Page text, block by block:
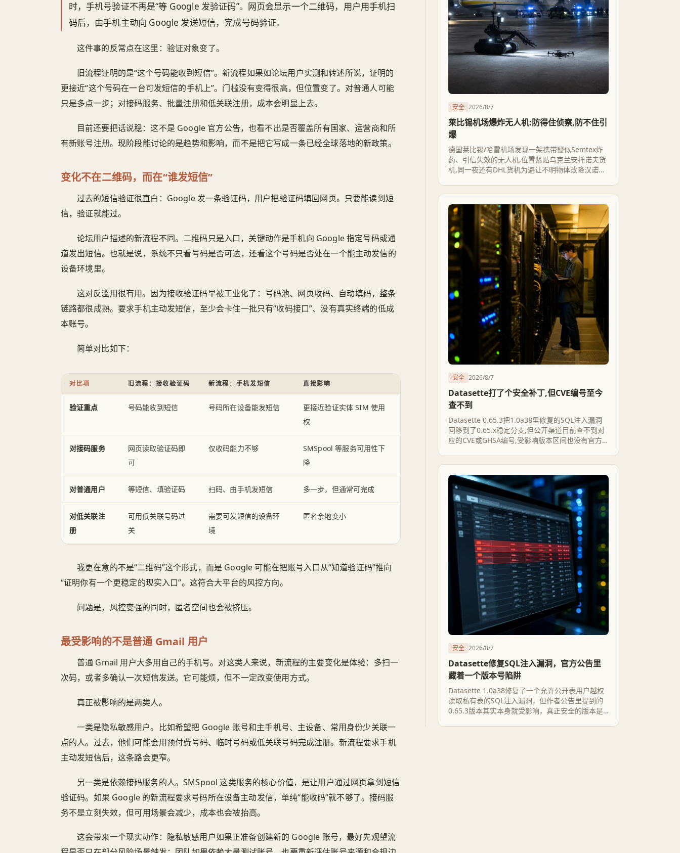
时，手机号验证不再是“等 Google 发验证码”。网页会显示一个二维码，用户用手机扫
码后，由手机主动向 Google 发送短信，完成号码验证。
这件事的反常点在这里：验证对象变了。
旧流程证明的是“这个号码能收到短信”。新流程如果如论坛用户实测和转述所说，证明的
更接近“这个号码在一台可发短信的手机上”。门槛没有变得很高，但位置变了。对普通人可能
只是多点一步；对接码服务、批量注册和低关联注册，成本会明显上去。
目前还要把话说稳：这不是 Google 官方公告，也看不出是否覆盖所有国家、运营商和所
有新账号注册。现阶段能讨论的是趋势和影响，而不是把它写成一条已经全球落地的新政策。
变化不在二维码，而在“谁发短信”
过去的短信验证很直白：Google 发一条验证码，用户把验证码填回网页。只要能读到短
信，验证就能过。
论坛用户描述的新流程不同。二维码只是入口，关键动作是手机向 Google 指定号码或通
道发出短信。也就是说，系统不只看号码是否可达，还看这个号码是否处在一个能主动发信的
设备环境里。
这对反滥用很有用。因为接收验证码早被工业化了：号码池、网页收码、自动填码，整条
链路都很成熟。要求手机主动发短信，至少会卡住一批只有“收码接口”、没有真实终端的低成
本账号。
简单对比如下：
对比项 旧流程：接收验证码 新流程：手机发短信 直接影响
验证重点 号码能收到短信 号码所在设备能发短信
更接近验证实体 SIM 使用
权
对接码服务
网页读取验证码即
可
仅收码能力不够
SMSpool 等服务可用性下
降
对普通用户 等短信、填验证码 扫码、由手机发短信 多一步，但通常可完成
对低关联注
册
可用低关联号码过
关
需要可发短信的设备环
境
匿名余地变小
我更在意的不是“二维码”这个形式，而是 Google 可能在把账号入口从“知道验证码”推向
“证明你有一个更稳定的现实入口”。这符合大平台的风控方向。
问题是，风控变强的同时，匿名空间也会被挤压。
最受影响的不是普通 Gmail 用户
普通 Gmail 用户大多用自己的手机号。对这类人来说，新流程的主要变化是体验：多扫一
次码，或者多确认一次短信发送。它可能烦，但不一定改变使用方式。
真正被影响的是两类人。
一类是隐私敏感用户。比如希望把 Google 账号和主手机号、主设备、常用身份少关联一
点的人。过去，他们可能会用预付费号码、临时号码或低关联号码完成注册。新流程要求手机
主动发短信后，这条路会更窄。
另一类是依赖接码服务的人。SMSpool 这类服务的核心价值，是让用户通过网页拿到短信
验证码。如果 Google 的新流程要求号码所在设备主动发信，单纯“能收码”就不够了。接码服
务不是立刻失效，但可用场景会减少，成本也会被抬高。
这会带来一个现实动作：隐私敏感用户如果正准备创建新的 Google 账号，最好先观望流
安全 2026/8/7
莱比锡机场爆炸无人机:防得住侦察,防不住引
爆
德国莱比锡/哈雷机场发现一架携带疑似Semtex炸
药、引信失效的无人机,位置紧贴乌克兰安托诺夫货
机,同一夜还有DHL货机为避让不明物体改降汉诺
是对乌物流枢纽第一次被真实炸药突破防线。
安全 2026/8/7
Datasette打了个安全补丁,但CVE编号至今
查不到
Datasette 0.65.3把1.0a38里修复的SQL注入漏洞
回移到了0.65.x稳定分支,但公开渠道目前查不到对
应的CVE或GHSA编号,受影响版本区间也没有官方
安全 2026/8/7
Datasette修复SQL注入漏洞，官方公告里
藏着一个版本号陷阱
Datasette 1.0a38修复了一个允许公开表用户越权
读取私有表的SQL注入漏洞，但作者公告里提到的
0.65.3版本其实本身就受影响，真正安全的版本是